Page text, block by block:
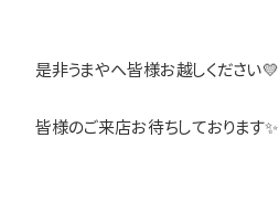
是非うまやへ皆様お越しください💛
皆様のご来店お待ちしております✨